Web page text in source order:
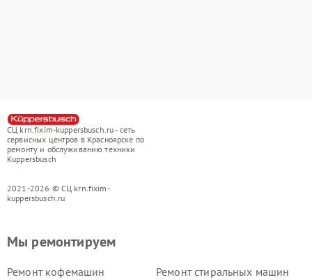
СЦ krn.fixim-kuppersbusch.ru - сеть
сервисных центров в Красноярске по
ремонту и обслуживанию техники
Kuppersbusch
2021-2026 © СЦ krn.fixim-
kuppersbusch.ru
Мы ремонтируем
Ремонт кофемашин
Ремонт стиральных машин